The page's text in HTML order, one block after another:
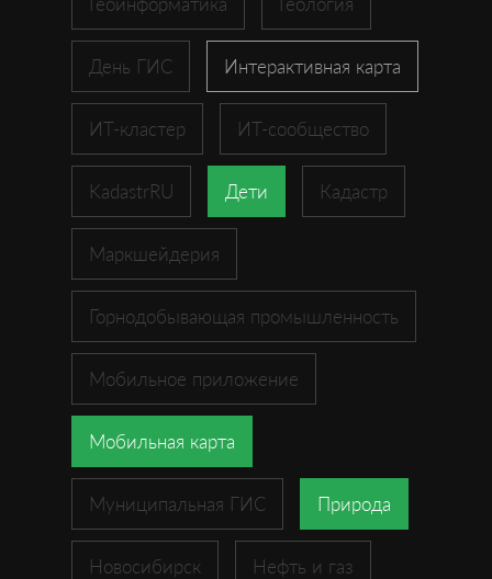
День ГИС Интерактивная карта
ИТ-кластер ИТ-сообщество
KadastrRU Дети Кадастр
Маркшейдерия
Горнодобывающая промышленность
Мобильное приложение
Мобильная карта
Муниципальная ГИС Природа
Новосибирск Нефть и газ